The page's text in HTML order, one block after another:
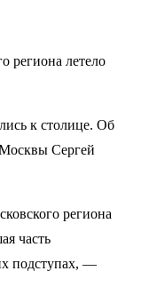
к столице. Об
Сергей
региона
часть
подступах, —